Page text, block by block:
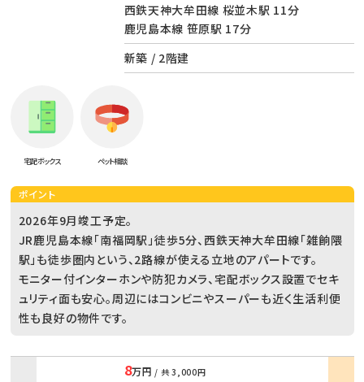
西鉄天神大牟田線 桜並木駅 11分
鹿児島本線 笹原駅 17分
新築 / 2階建
宅配ボックス ペット相談
ポイント
2026年9月竣工予定。
JR鹿児島本線「南福岡駅」徒歩5分、西鉄天神大牟田線「雑餉隈
駅」も徒歩圏内という、2路線が使える立地のアパートです。
モニター付インターホンや防犯カメラ、宅配ボックス設置でセキ
ュリティ面も安心。周辺にはコンビニやスーパーも近く生活利便
性も良好の物件です。
8万円 / 共3,000円